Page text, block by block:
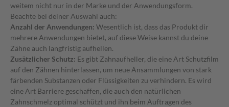
weitem nicht nur in der Marke und der Anwendungsform.
Beachte bei deiner Auswahl auch:
Anzahl der Anwendungen: Wesentlich ist, dass das Produkt dir
mehrere Anwendungen bietet, auf diese Weise kannst du deine
Zähne auch langfristig aufhellen.
Zusätzlicher Schutz: Es gibt Zahnaufheller, die eine Art Schutzfilm
auf den Zähnen hinterlassen, um neue Ansammlungen von stark
färbenden Substanzen oder Flüssigkeiten zu verhindern. Es wird
eine Art Barriere geschaffen, die auch den natürlichen
Zahnschmelz optimal schützt und ihn beim Auftragen des